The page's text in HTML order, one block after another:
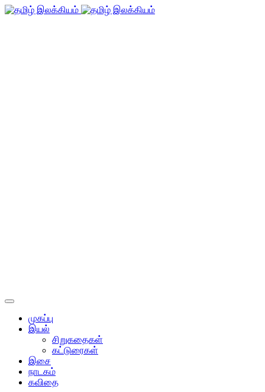
முகப்பு
இயல்
சிறுகதைகள்
கட்டுரைகள்
இசை
நாடகம்
கவிதை